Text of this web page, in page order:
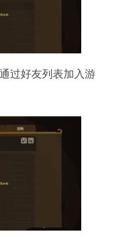
过好友列表加入游